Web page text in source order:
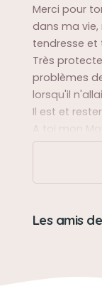
Merci pour
dans ma vie,
tendresse et
Très
problèmes
lorsqu'il
Il est et
A toi mon
nous, on
Sa balade
Aller prendre
étagère à
Sa bêtise
Les amis